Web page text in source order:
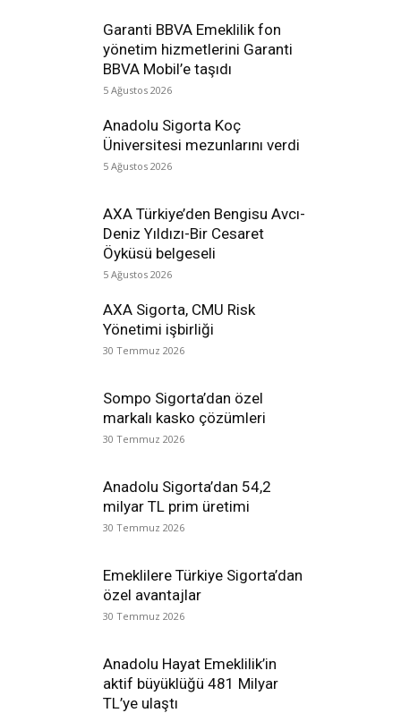
Garanti BBVA Emeklilik fon
yönetim hizmetlerini Garanti
BBVA Mobil’e taşıdı
5 Ağustos 2026
Anadolu Sigorta Koç
Üniversitesi mezunlarını verdi
5 Ağustos 2026
AXA Türkiye’den Bengisu Avcı-
Deniz Yıldızı-Bir Cesaret
Öyküsü belgeseli
5 Ağustos 2026
AXA Sigorta, CMU Risk
Yönetimi işbirliği
30 Temmuz 2026
Sompo Sigorta’dan özel
markalı kasko çözümleri
30 Temmuz 2026
Anadolu Sigorta’dan 54,2
milyar TL prim üretimi
30 Temmuz 2026
Emeklilere Türkiye Sigorta’dan
özel avantajlar
30 Temmuz 2026
Anadolu Hayat Emeklilik’in
aktif büyüklüğü 481 Milyar
TL’ye ulaştı